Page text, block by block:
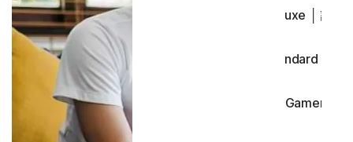
Norton 360 Deluxe │ 諾頓
Norton 360 Standard │ 諾
Norton 360 for Gamers |